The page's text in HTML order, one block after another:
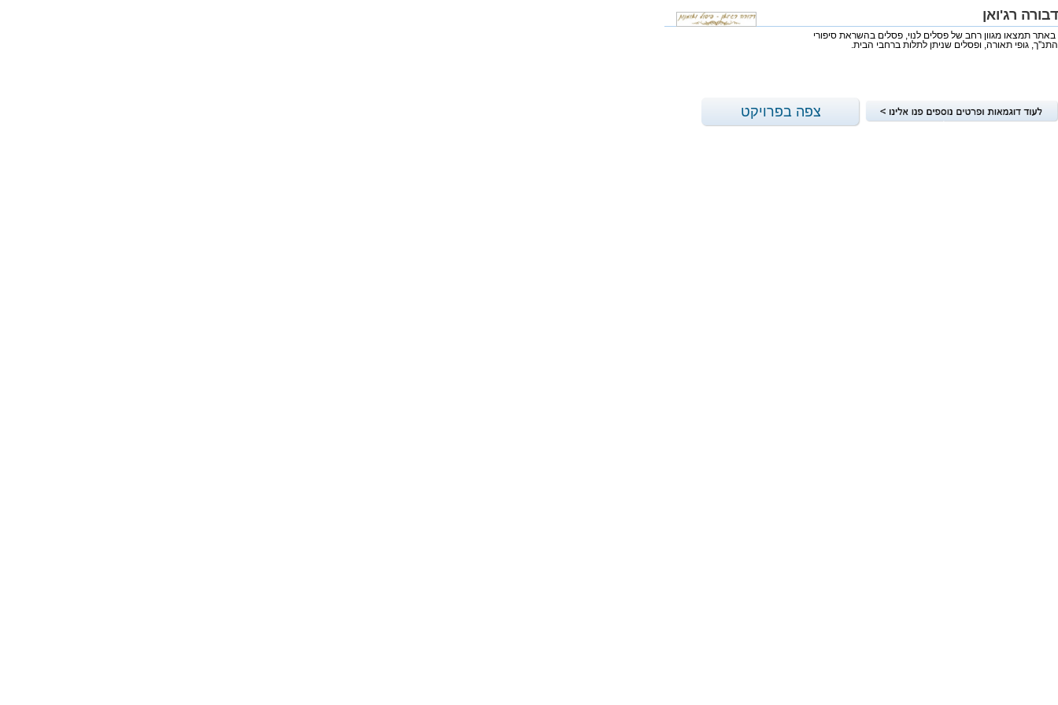
דבורה רג'ואן
באתר תמצאו מגוון רחב של פסלים לנוי, פסלים בהשראת סיפורי
התנ''ך, גופי תאורה, ופסלים שניתן לתלות ברחבי הבית.
צפה בפרויקט